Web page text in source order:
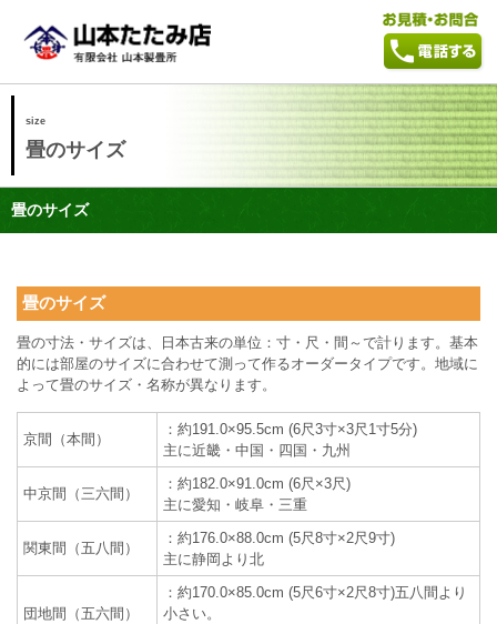
size
畳のサイズ
畳のサイズ
畳のサイズ
畳の寸法・サイズは、日本古来の単位：寸・尺・間～で計ります。基本
的には部屋のサイズに合わせて測って作るオーダータイプです。地域に
よって畳のサイズ・名称が異なります。
京間（本間）
：約191.0×95.5cm (6尺3寸×3尺1寸5分)
主に近畿・中国・四国・九州
中京間（三六間）
：約182.0×91.0cm (6尺×3尺)
主に愛知・岐阜・三重
関東間（五八間）
：約176.0×88.0cm (5尺8寸×2尺9寸)
主に静岡より北
団地間（五六間）
：約170.0×85.0cm (5尺6寸×2尺8寸)五八間より
小さい。